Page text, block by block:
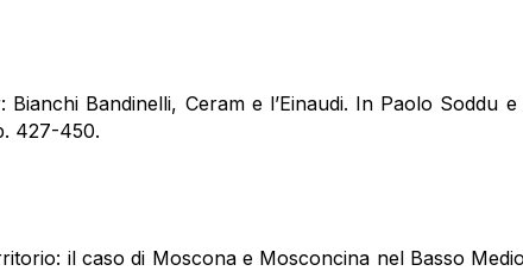
Bandinelli, Ceram e l’Einaudi. In Paolo Soddu
427-450.
il caso di Moscona e Mosconcina nel Basso